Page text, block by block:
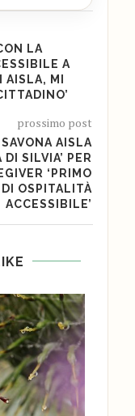
LA
A
MI
prossimo post
AISLA
DI SILVIA’ PER
‘PRIMO
OSPITALITÀ
ACCESSIBILE’